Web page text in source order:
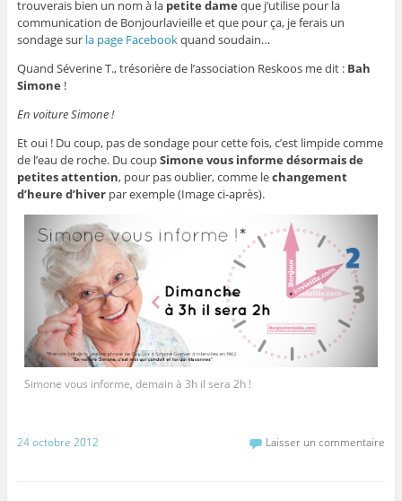
trouverais bien un nom à la petite dame que j’utilise pour la
communication de Bonjourlavieille et que pour ça, je ferais un
sondage sur la page Facebookquand soudain…
Quand Séverine T., trésorière de l’association Reskoos me dit : Bah
Simone !
En voiture Simone !
Et oui ! Du coup, pas de sondage pour cette fois, c’est limpide comme
de l’eau de roche. Du coupSimone vous informe désormais de
petites attention, pour pas oublier, comme lechangement
d’heure d’hiverpar exemple (Image ci-après).
Simone vous informe, demain à 3h il sera 2h !
24 octobre 2012 Laisser un commentaire